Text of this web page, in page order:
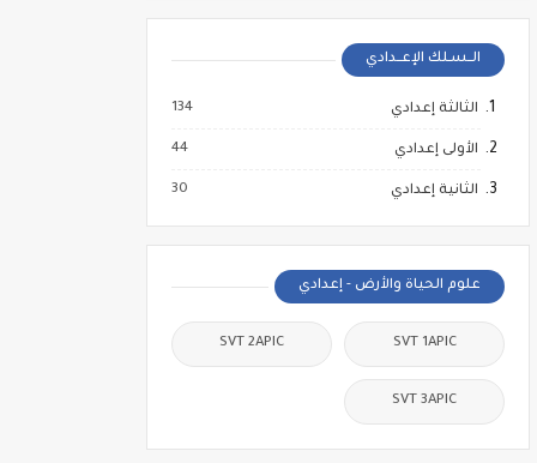
الــسـلك الإعــدادي
الثالثة إعدادي 134
الأولى إعدادي 44
الثانية إعدادي 30
علوم الحياة والأرض - إعدادي
SVT 1APIC
SVT 2APIC
SVT 3APIC